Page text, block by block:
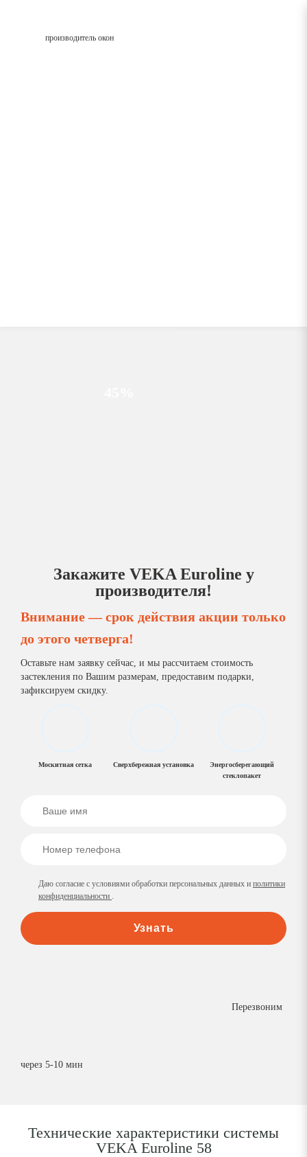
производитель окон
Закажите VEKA Euroline у
производителя!
Внимание — срок действия акции только
до этого четверга!
Оставьте нам заявку сейчас, и мы рассчитаем стоимость
застекления по Вашим размерам, предоставим подарки,
зафиксируем скидку.
Москитная сетка Сверхбережная установка
Энергосберегающий
стеклопакет
Даю согласие с условиями обработки персональных данных и политики
конфиденциальности .
Узнать
Перезвоним
через 5-10 мин
Технические характеристики системы
VEKA Euroline 58